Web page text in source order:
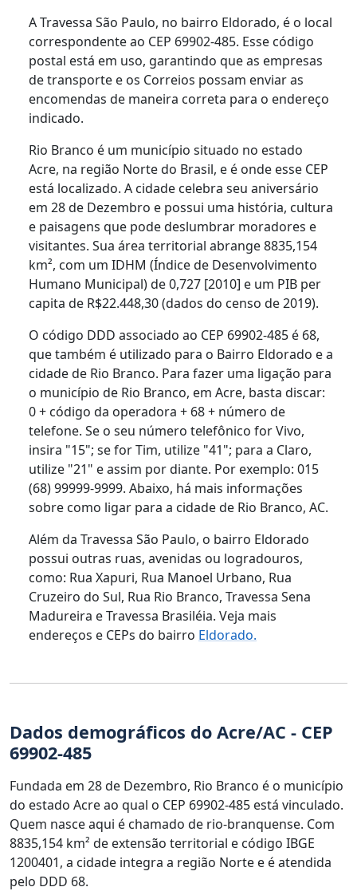
A Travessa São Paulo, no bairro Eldorado, é o local
correspondente ao CEP 69902-485. Esse código
postal está em uso, garantindo que as empresas
de transporte e os Correios possam enviar as
encomendas de maneira correta para o endereço
indicado.
Rio Branco é um município situado no estado
Acre, na região Norte do Brasil, e é onde esse CEP
está localizado. A cidade celebra seu aniversário
em 28 de Dezembro e possui uma história, cultura
e paisagens que pode deslumbrar moradores e
visitantes. Sua área territorial abrange 8835,154
km², com um IDHM (Índice de Desenvolvimento
Humano Municipal) de 0,727 [2010] e um PIB per
capita de R$22.448,30 (dados do censo de 2019).
O código DDD associado ao CEP 69902-485 é 68,
que também é utilizado para o Bairro Eldorado e a
cidade de Rio Branco. Para fazer uma ligação para
o município de Rio Branco, em Acre, basta discar:
0 + código da operadora + 68 + número de
telefone. Se o seu número telefônico for Vivo,
insira "15"; se for Tim, utilize "41"; para a Claro,
utilize "21" e assim por diante. Por exemplo: 015
(68) 99999-9999. Abaixo, há mais informações
sobre como ligar para a cidade de Rio Branco, AC.
Além da Travessa São Paulo, o bairro Eldorado
possui outras ruas, avenidas ou logradouros,
como: Rua Xapuri, Rua Manoel Urbano, Rua
Cruzeiro do Sul, Rua Rio Branco, Travessa Sena
Madureira e Travessa Brasiléia. Veja mais
endereços e CEPs do bairro Eldorado.
Dados demográficos do Acre/AC - CEP
69902-485
Fundada em 28 de Dezembro, Rio Branco é o município
do estado Acre ao qual o CEP 69902-485 está vinculado.
Quem nasce aqui é chamado de rio-branquense. Com
8835,154 km² de extensão territorial e código IBGE
1200401, a cidade integra a região Norte e é atendida
pelo DDD 68.